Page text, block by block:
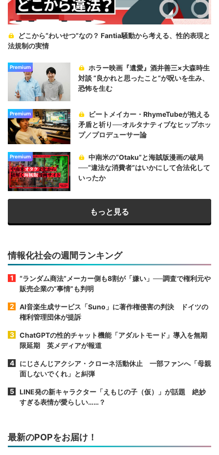
どこから“わいせつ”なの？ Fantia騒動から考える、性的表現と
法規制の実情
Premium
ホラー映画『遺愛』酒井善三×大森時生
対談 “良かれと思ったこと“が呪いを生み、
恐怖を生む
Premium
ビートメイカー・RhymeTubeが抱える
矛盾と祈り──オルタナティブなヒップホッ
プ／プロデューサー論
Premium
中南米の“Otaku”と海賊版漫画の破局
──“違法な消費者”はいかにして合法化して
いったか
もっと見る
情報化社会の週間ランキング
“ランダム商法”メーカー側も8割が「嫌い」──調査で権利元や
販売企業の“事情”も判明
AI音楽生成サービス「Suno」に著作権侵害の判決 ドイツの
権利管理団体が提訴
ChatGPTの性的チャット機能「アダルトモード」導入を無期
限延期 英メディアが報道
にじさんじアクシア・クローネ活動休止 一部ファンへ「母親
面しないでくれ」と糾弾
LINE発の新キャラクター「えもじの子（仮）」が話題 絶妙
すぎる表情が愛らしい……？
最新のPOPをお届け！